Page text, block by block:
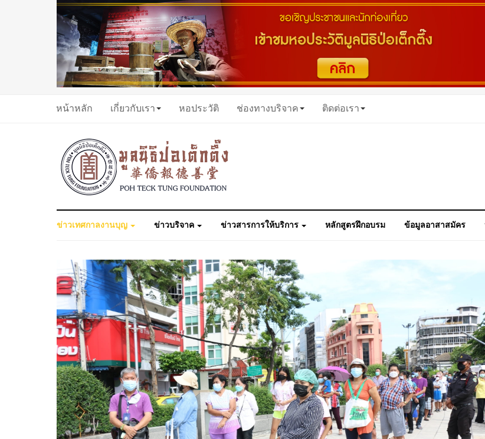
หน้าหลัก เกี่ยวกับเรา หอประวัติ ช่องทางบริจาค ติดต่อเรา
ข่าวเทศกาลงานบุญ ข่าวบริจาค ข่าวสารการให้บริการ หลักสูตรฝึกอบรม ข้อมูลอาสาสมัคร